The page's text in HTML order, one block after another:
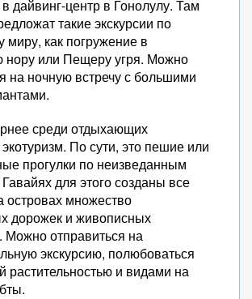
дайвинг-центр в Гонолулу. Там
такие экскурсии по
миру, как погружение в
или Пещеру угря. Можно
на ночную встречу с большими
среди отдыхающих
По сути, это пешие или
прогулки по неизведанным
для этого созданы все
островах множество
дорожек и живописных
Можно отправиться на
экскурсию, полюбоваться
растительностью и видами на